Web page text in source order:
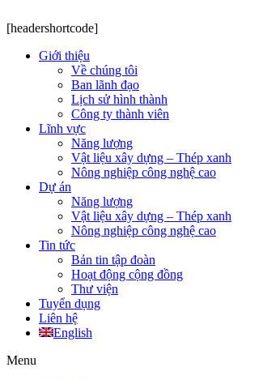
[headershortcode]
Giới thiệu
Về chúng tôi
Ban lãnh đạo
Lịch sử hình thành
Công ty thành viên
Lĩnh vực
Năng lượng
Vật liệu xây dựng – Thép xanh
Nông nghiệp công nghệ cao
Dự án
Năng lượng
Vật liệu xây dựng – Thép xanh
Nông nghiệp công nghệ cao
Tin tức
Bản tin tập đoàn
Hoạt động cộng đồng
Thư viện
Tuyển dụng
Liên hệ
English
Menu